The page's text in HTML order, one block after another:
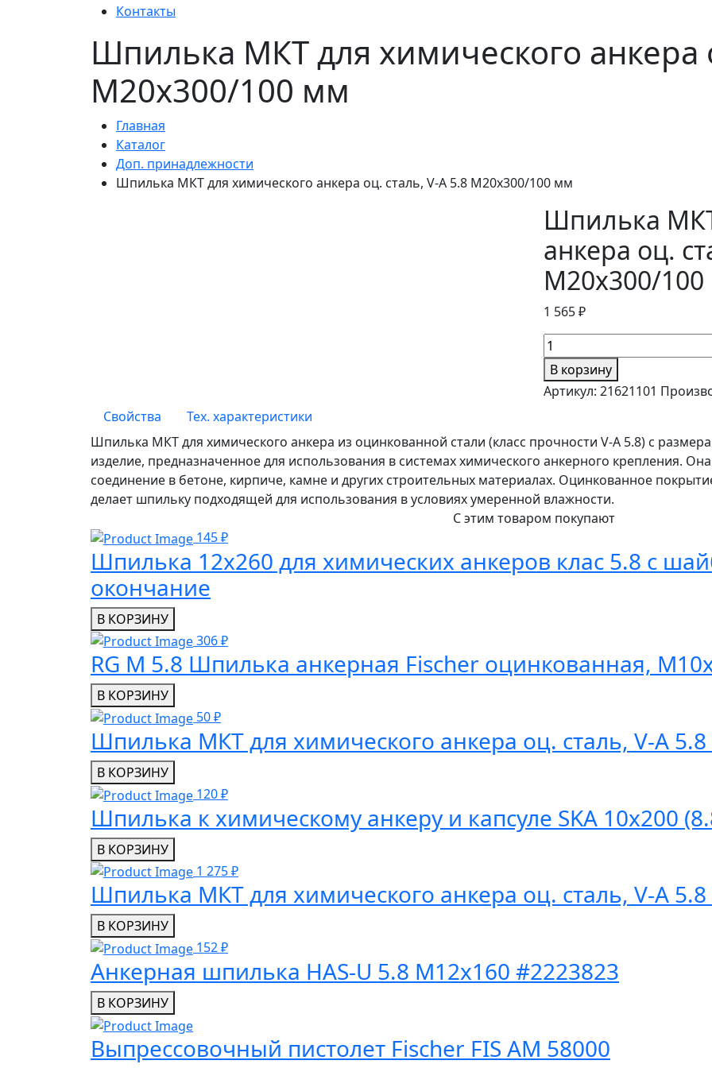
Контакты
Шпилька МКТ для химического анкера
M20x300/100 мм
Главная
Каталог
Доп. принадлежности
Шпилька МКТ для химического анкера оц. сталь, V-A 5.8 M20x300/100 мм
Шпилька
анкера оц.
M20x300/
1 565 ₽
В корзину
Артикул: 21621101
Свойства
Тех. характеристики
Шпилька МКТ для химического анкера из оцинкованной стали (класс прочности V-A 5.8) с
изделие, предназначенное для использования в системах химического анкерного крепления.
соединение в бетоне, кирпиче, камне и других строительных материалах. Оцинкованное
делает шпильку подходящей для использования в условиях умеренной влажности.
С этим товаром покупают
145 ₽
Шпилька 12x260 для химических анкеров клас 5.8 с
окончание
В КОРЗИНУ
306 ₽
RG M 5.8 Шпилька анкерная Fischer оцинкованная,
В КОРЗИНУ
50 ₽
Шпилька МКТ для химического анкера оц. сталь, V-A
В КОРЗИНУ
120 ₽
Шпилька к химическому анкеру и капсуле SKA 10х200
В КОРЗИНУ
1 275 ₽
Шпилька МКТ для химического анкера оц. сталь, V-A
В КОРЗИНУ
152 ₽
Анкерная шпилька HAS-U 5.8 M12x160 #2223823
В КОРЗИНУ
Выпрессовочный пистолет Fischer FIS AM 58000